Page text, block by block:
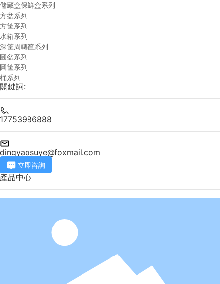
儲藏盒保鮮盒系列
方盆系列
方筐系列
水箱系列
深筐周轉筐系列
圓盆系列
圓筐系列
桶系列
關鍵詞:
17753986888
dingyaosuye@foxmail.com
立即咨詢
產品中心